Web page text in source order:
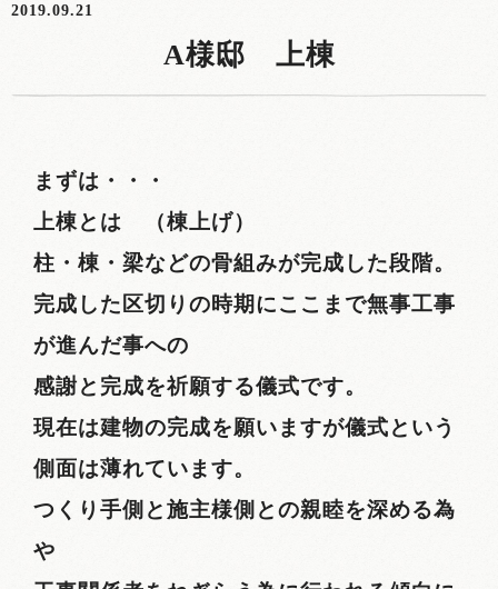
2019.09.21
A様邸 上棟
まずは・・・
上棟とは （棟上げ）
柱・棟・梁などの骨組みが完成した段階。
完成した区切りの時期にここまで無事工事
が進んだ事への
感謝と完成を祈願する儀式です。
現在は建物の完成を願いますが儀式という
側面は薄れています。
つくり手側と施主様側との親睦を深める為
や